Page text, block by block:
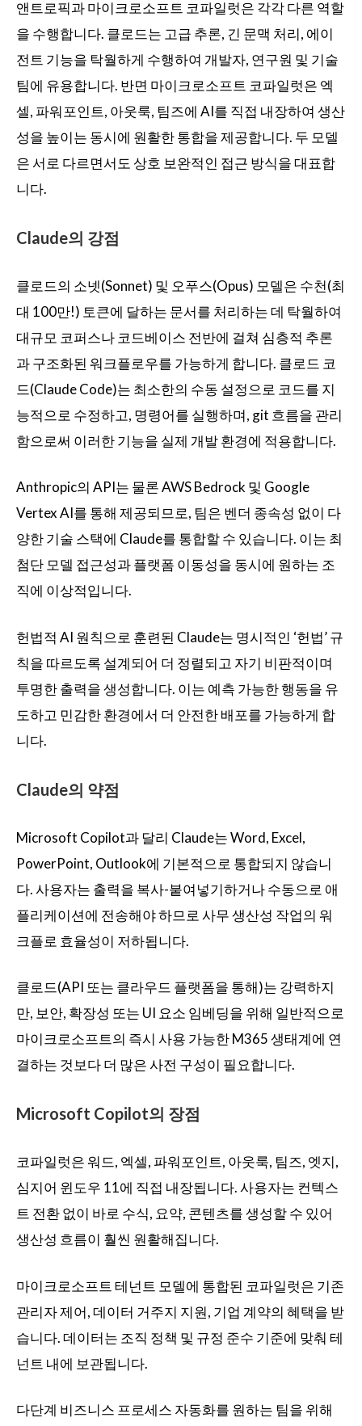
앤트로픽과 마이크로소프트 코파일럿은 각각 다른 역할
을 수행합니다. 클로드는 고급 추론, 긴 문맥 처리, 에이
전트 기능을 탁월하게 수행하여 개발자, 연구원 및 기술
팀에 유용합니다. 반면 마이크로소프트 코파일럿은 엑
셀, 파워포인트, 아웃룩, 팀즈에 AI를 직접 내장하여 생산
성을 높이는 동시에 원활한 통합을 제공합니다. 두 모델
은 서로 다르면서도 상호 보완적인 접근 방식을 대표합
니다.
Claude의 강점
클로드의 소넷(Sonnet) 및 오푸스(Opus) 모델은 수천(최
대 100만!) 토큰에 달하는 문서를 처리하는 데 탁월하여
대규모 코퍼스나 코드베이스 전반에 걸쳐 심층적 추론
과 구조화된 워크플로우를 가능하게 합니다. 클로드 코
드(Claude Code)는 최소한의 수동 설정으로 코드를 지
능적으로 수정하고, 명령어를 실행하며, git 흐름을 관리
함으로써 이러한 기능을 실제 개발 환경에 적용합니다.
Anthropic의 API는 물론 AWS Bedrock 및 Google
Vertex AI를 통해 제공되므로, 팀은 벤더 종속성 없이 다
양한 기술 스택에 Claude를 통합할 수 있습니다. 이는 최
첨단 모델 접근성과 플랫폼 이동성을 동시에 원하는 조
직에 이상적입니다.
헌법적 AI 원칙으로 훈련된 Claude는 명시적인 ‘헌법’ 규
칙을 따르도록 설계되어 더 정렬되고 자기 비판적이며
투명한 출력을 생성합니다. 이는 예측 가능한 행동을 유
도하고 민감한 환경에서 더 안전한 배포를 가능하게 합
니다.
Claude의 약점
Microsoft Copilot과 달리 Claude는 Word, Excel,
PowerPoint, Outlook에 기본적으로 통합되지 않습니
다. 사용자는 출력을 복사-붙여넣기하거나 수동으로 애
플리케이션에 전송해야 하므로 사무 생산성 작업의 워
크플로 효율성이 저하됩니다.
클로드(API 또는 클라우드 플랫폼을 통해)는 강력하지
만, 보안, 확장성 또는 UI 요소 임베딩을 위해 일반적으로
마이크로소프트의 즉시 사용 가능한 M365 생태계에 연
결하는 것보다 더 많은 사전 구성이 필요합니다.
Microsoft Copilot의 장점
코파일럿은 워드, 엑셀, 파워포인트, 아웃룩, 팀즈, 엣지,
심지어 윈도우 11에 직접 내장됩니다. 사용자는 컨텍스
트 전환 없이 바로 수식, 요약, 콘텐츠를 생성할 수 있어
생산성 흐름이 훨씬 원활해집니다.
마이크로소프트 테넌트 모델에 통합된 코파일럿은 기존
관리자 제어, 데이터 거주지 지원, 기업 계약의 혜택을 받
습니다. 데이터는 조직 정책 및 규정 준수 기준에 맞춰 테
넌트 내에 보관됩니다.
다단계 비즈니스 프로세스 자동화를 원하는 팀을 위해